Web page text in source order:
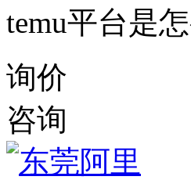
temu平台是怎
询价
咨询